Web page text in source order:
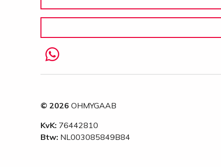
© 2026 OHMYGAAB
KvK: 76442810
Btw: NL003085849B84